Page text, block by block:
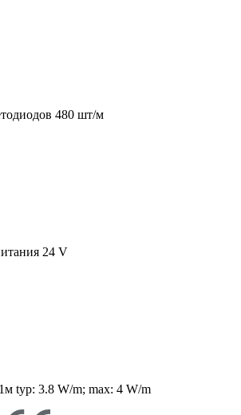
480 шт/м
24 V
typ: 3.8 W/m; max: 4 W/m